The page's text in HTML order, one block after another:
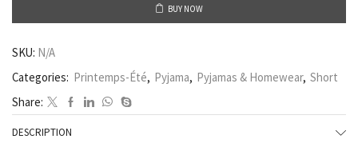
BUY NOW
SKU: N/A
Categories: Printemps-Été, Pyjama, Pyjamas & Homewear, Short
Share:
DESCRIPTION